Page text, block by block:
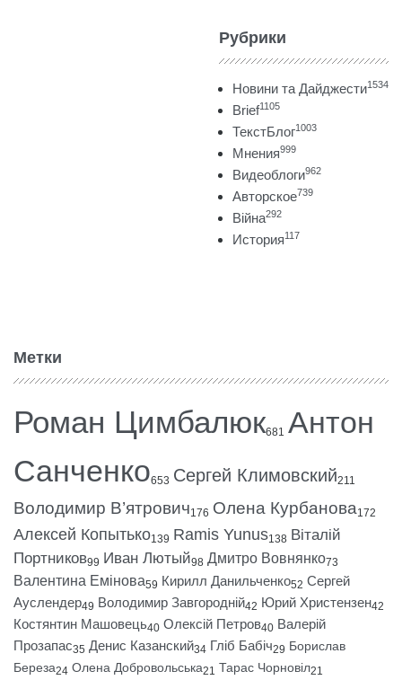
Рубрики
Новини та Дайджести1534
Brief1105
ТекстБлог1003
Мнения999
Видеоблоги962
Авторское739
Війна292
История117
Метки
Роман Цимбалюк681 Антон
Санченко653 Сергей Климовский211
Володимир В’ятрович176 Олена Курбанова172
Алексей Копытько139 Ramis Yunus138 Віталій
Портников99 Иван Лютый98 Дмитро Вовнянко73
Валентина Емінова59 Кирилл Данильченко52 Сергей
Ауслендер49 Володимир Завгородній42 Юрий Христензен42
Костянтин Машовець40 Олексій Петров40 Валерій
Прозапас35 Денис Казанский34 Гліб Бабіч29 Борислав
Береза24 Олена Добровольська21 Тарас Чорновіл21